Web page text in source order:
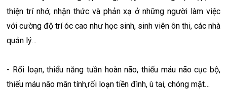
thiện trí nhớ, nhận thức và phản xạ ở những người làm việc
với cường độ trí óc cao như học sinh, sinh viên ôn thi, các nhà
quản lý…
- Rối loạn, thiểu năng tuần hoàn não, thiếu máu não cục bộ,
thiếu máu não mãn tính,rối loạn tiền đình, ù tai, chóng mặt…